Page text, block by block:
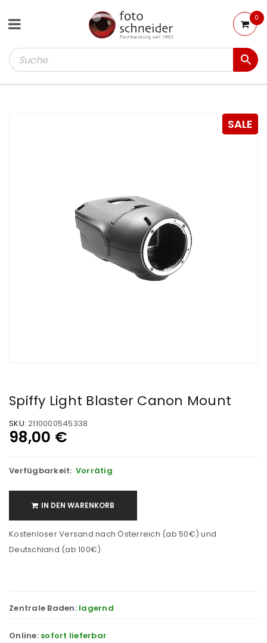
0
SALE
Spiffy Light Blaster Canon Mount
SKU: 2110000545338
98,00 €
Verfügbarkeit: Vorrätig
IN DEN WARENKORB
Kostenloser Versand nach Österreich (ab 50€) und
Deutschland (ab 100€)
Zentrale Baden: lagernd
Online: sofort lieferbar